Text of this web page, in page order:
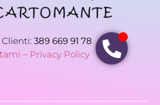
Clienti: 389 669 91 78
– Privacy Policy